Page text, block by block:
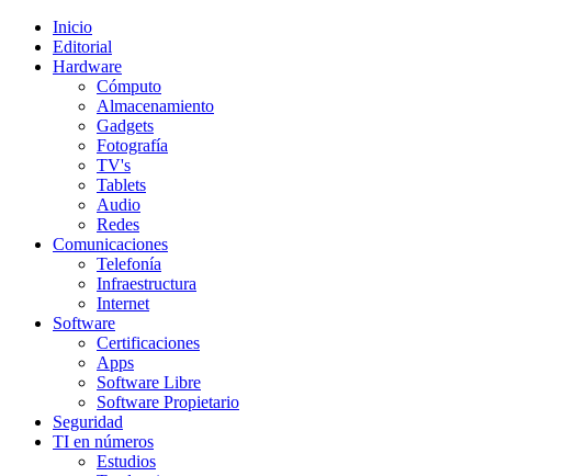
Inicio
Editorial
Hardware
Cómputo
Almacenamiento
Gadgets
Fotografía
TV's
Tablets
Audio
Redes
Comunicaciones
Telefonía
Infraestructura
Internet
Software
Certificaciones
Apps
Software Libre
Software Propietario
Seguridad
TI en números
Estudios